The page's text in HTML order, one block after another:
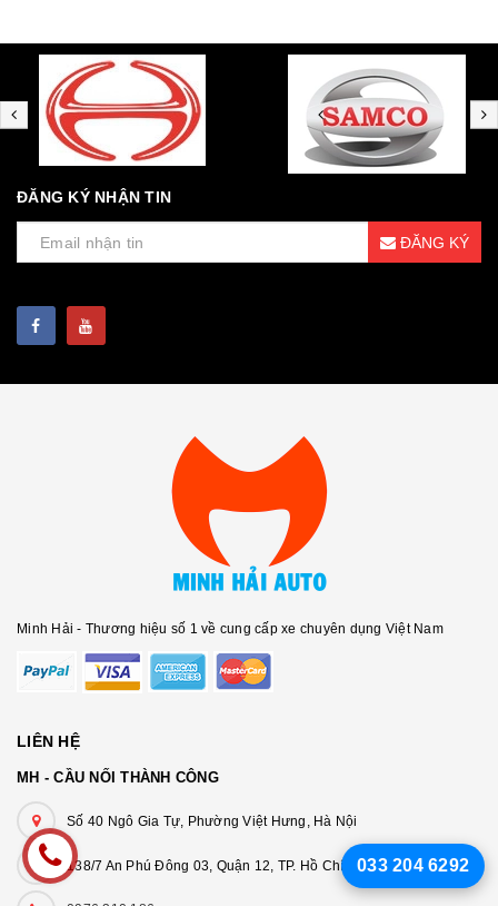
ĐĂNG KÝ NHẬN TIN
ĐĂNG KÝ
Minh Hải - Thương hiệu số 1 về cung cấp xe chuyên dụng Việt Nam
LIÊN HỆ
MH - CẦU NỐI THÀNH CÔNG
Số 40 Ngô Gia Tự, Phường Việt Hưng, Hà Nội
138/7 An Phú Đông 03, Quận 12, TP. Hồ Chí Minh033 204 6292